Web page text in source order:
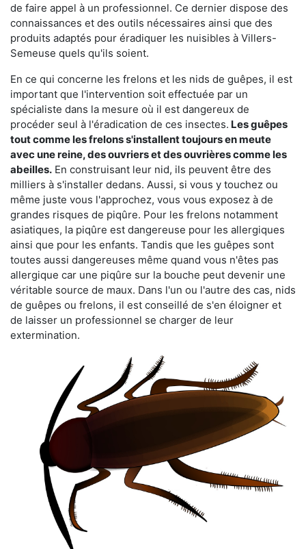
de faire appel à un professionnel. Ce dernier dispose des
connaissances et des outils nécessaires ainsi que des
produits adaptés pour éradiquer les nuisibles à Villers-
Semeuse quels qu'ils soient.
En ce qui concerne les frelons et les nids de guêpes, il est
important que l'intervention soit effectuée par un
spécialiste dans la mesure où il est dangereux de
procéder seul à l'éradication de ces insectes. Les guêpes
tout comme les frelons s'installent toujours en meute
avec une reine, des ouvriers et des ouvrières comme les
abeilles. En construisant leur nid, ils peuvent être des
milliers à s'installer dedans. Aussi, si vous y touchez ou
même juste vous l'approchez, vous vous exposez à de
grandes risques de piqûre. Pour les frelons notamment
asiatiques, la piqûre est dangereuse pour les allergiques
ainsi que pour les enfants. Tandis que les guêpes sont
toutes aussi dangereuses même quand vous n'êtes pas
allergique car une piqûre sur la bouche peut devenir une
véritable source de maux. Dans l'un ou l'autre des cas, nids
de guêpes ou frelons, il est conseillé de s'en éloigner et
de laisser un professionnel se charger de leur
extermination.